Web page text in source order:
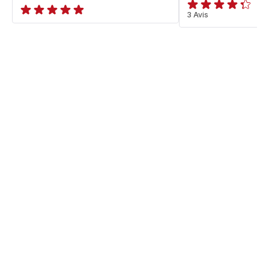
ratings.NaN
ratings.4.3
3 Avis